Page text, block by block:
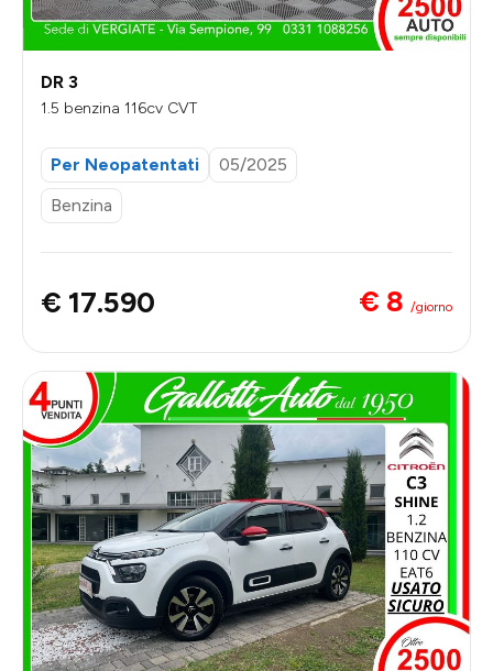
DR 3
1.5 benzina 116cv CVT
Per Neopatentati
05/2025
Benzina
€ 17.590 € 8 /giorno